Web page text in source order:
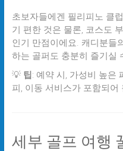
초보자들에겐 필리피노 클
기 편한 것은 물론, 코스도
인기 만점이에요. 캐디분들
하는 골퍼도 충분히 즐기실
💡 팁 : 예약 시, 가성비 높은
피, 이동 서비스가 포함되
세부 골프 여행